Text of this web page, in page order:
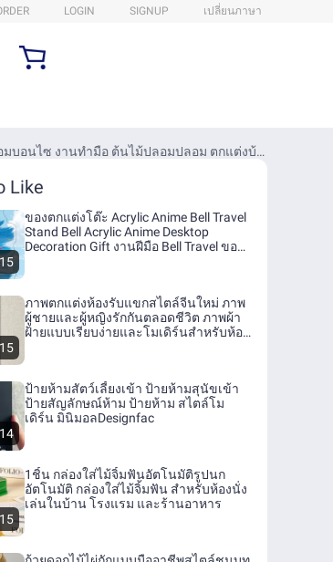
LOGIN SIGNUP เปลี่ยนภาษา
TUO29 พลาสติกทำจากพลาสติก สาขาทับทิมเทียม เหมือนจริงจริง 6-ผลไม้ ผลไม้ทับทิมจำลอง ดอกไม้ปลอมบอนไซ งานทำมือ ต้นไม้ปลอมปลอม ตกแต่งบ้านห้องนั่งเล่น
Like
ของตกแต่งโต๊ะ Acrylic Anime Bell Travel
Stand Bell Acrylic Anime Desktop
Decoration Gift งานฝีมือ Bell Travel ของ
ภาพตกแต่งห้องรับแขกสไตล์จีนใหม่ ภาพ
ผู้ชายและผู้หญิงรักกันตลอดชีวิต ภาพผ้า
ฝ้ายแบบเรียบง่ายและโมเดิร์นสำหรับห้อง
ป้ายห้ามสัตว์เลี้ยงเข้า ป้ายห้ามสุนัขเข้า
ป้ายสัญลักษณ์ห้าม ป้ายห้าม สไตล์โม
เดิร์น มินิมอลDesignfac
1ชิ้น กล่องใส่ไม้จิ้มฟันอัตโนมัติรูปนก
อัตโนมัติ กล่องใส่ไม้จิ้มฟัน สำหรับห้องนั่ง
เล่นในบ้าน โรงแรม และร้านอาหาร